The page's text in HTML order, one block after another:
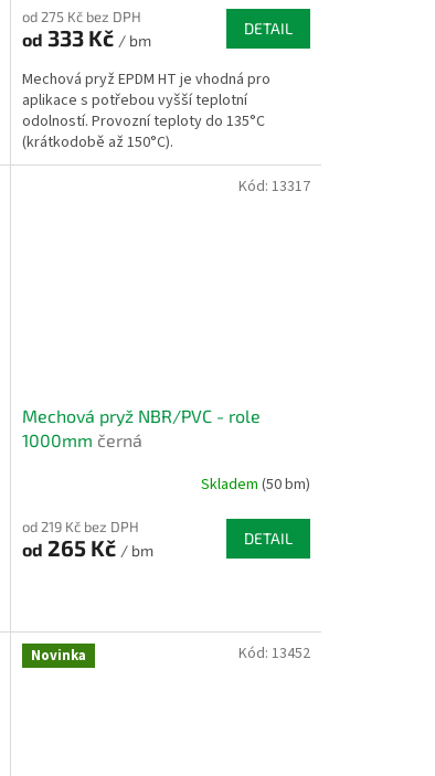
od 275 Kč bez DPH
od 333 Kč / bm
DETAIL
Mechová pryž EPDM HT je vhodná pro
aplikace s potřebou vyšší teplotní
odolností. Provozní teploty do 135°C
(krátkodobě až 150°C).
Mechová pryž NBR/PVC - role
1000mm černá
Skladem (50 bm)
od 219 Kč bez DPH
od 265 Kč / bm
DETAIL
Kód: 13317
Novinka Kód: 13452